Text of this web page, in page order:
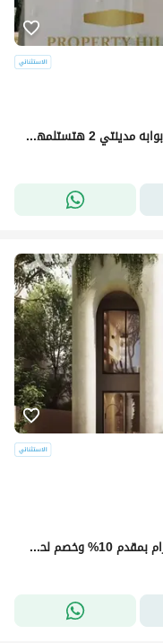
هسلمك فيلا فخمه في الشروق 2000 قصاد بوابه مدينتي 2 هتستلمها فوري بكاش 15 مليون
فيلا للبيع في كمبوند ذيارد فيرت في قلب الحزام بمقدم 10% وخصم لحد 20 %